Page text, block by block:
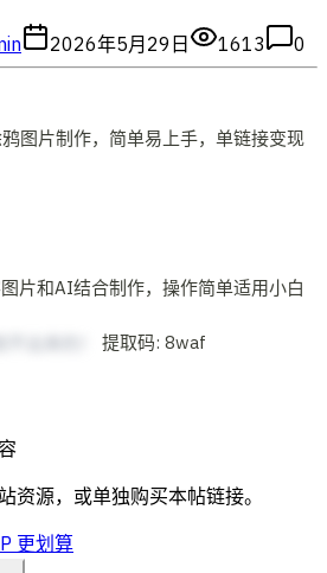
2026年5月29日 1613 0
片和AI结合制作，操作简单适用小白
提取码: 8waf
资源，或单独购买本帖链接。
更划算